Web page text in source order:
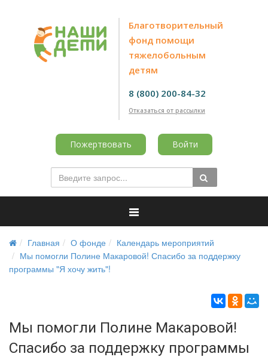
Благотворительный
фонд помощи
тяжелобольным
детям
8 (800) 200-84-32
Отказаться от рассылки
Пожертвовать Войти
Главная О фонде
Календарь мероприятий
Мы помогли Полине Макаровой! Спасибо за поддержку
программы "Я хочу жить"!
Мы помогли Полине Макаровой!
Спасибо за поддержку программы